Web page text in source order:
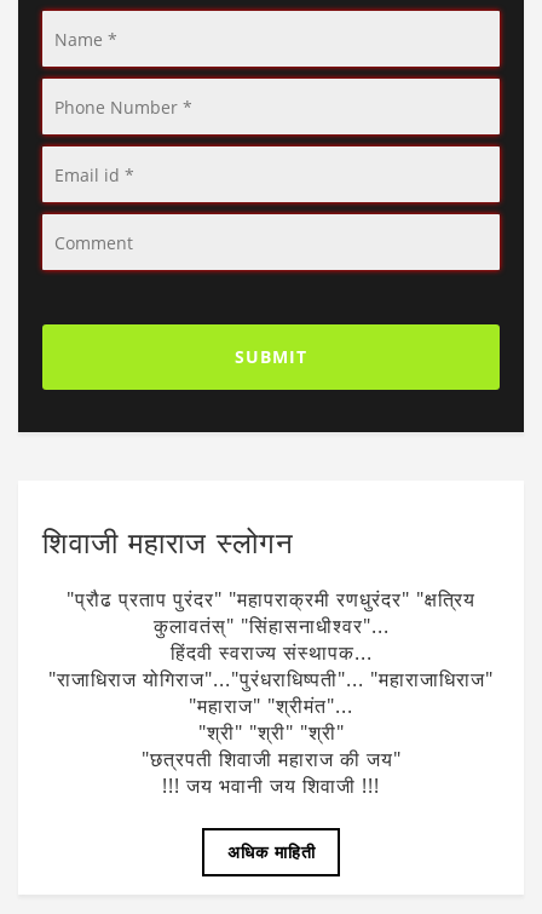
शिवाजी महाराज स्लोगन
"प्रौढ प्रताप पुरंदर" "महापराक्रमी रणधुरंदर" "क्षत्रिय
कुलावतंस्" "सिंहासनाधीश्वर"...
हिंदवी स्वराज्य संस्थापक...
"राजाधिराज योगिराज"..."पुरंधराधिष्पती"... "महाराजाधिराज"
"महाराज" "श्रीमंत"...
"श्री" "श्री" "श्री"
"छत्रपती शिवाजी महाराज की जय"
!!! जय भवानी जय शिवाजी !!!
अधिक माहिती